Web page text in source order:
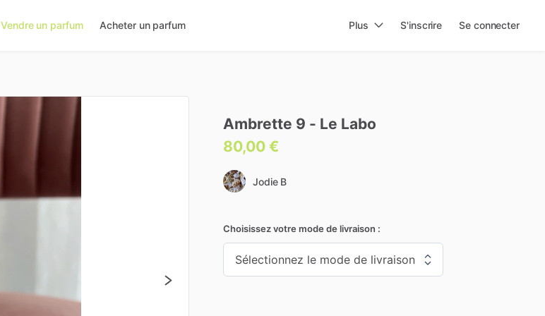
Vendre un parfum Acheter un parfum Plus S'inscrire Se connecter
Ambrette 9 - Le Labo
80,00 €
Jodie B
Choisissez votre mode de livraison :